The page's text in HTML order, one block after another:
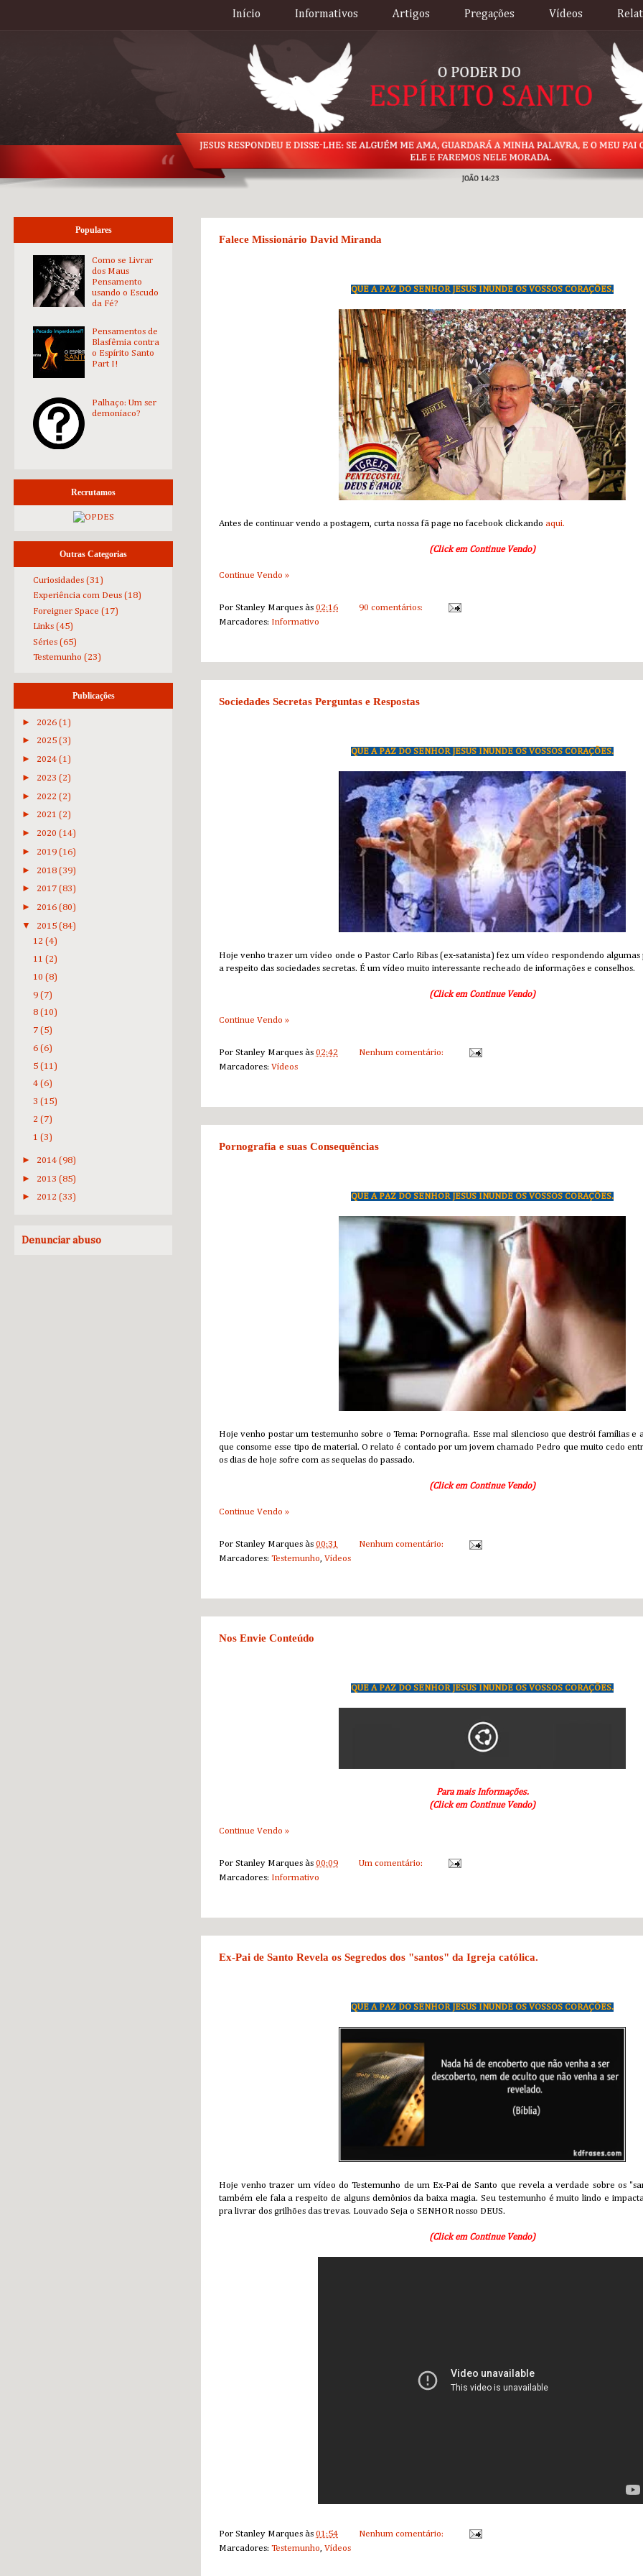
Início Informativos Artigos Pregações Vídeos
Falece Missionário David Miranda
QUE A PAZ DO SENHOR JESUS INUNDE OS VOSSOS CORAÇÕES.
Antes de continuar vendo a postagem, curta nossa fã page no facebook clickando aqui.
(Click em Continue Vendo)
Continue Vendo »
Por Stanley Marques às 02:16
90 comentários:
Marcadores: Informativo
Sociedades Secretas Perguntas e Respostas
QUE A PAZ DO SENHOR JESUS INUNDE OS VOSSOS CORAÇÕES.
Hoje venho trazer um vídeo onde o Pastor Carlo Ribas (ex-satanista) fez um vídeo respondendo
a respeito das sociedades secretas. É um vídeo muito interessante recheado de informações e conselhos.
(Click em Continue Vendo)
Continue Vendo »
Por Stanley Marques às 02:42
Nenhum comentário:
Marcadores: Vídeos
Pornografia e suas Consequências
QUE A PAZ DO SENHOR JESUS INUNDE OS VOSSOS CORAÇÕES.
Hoje venho postar um testemunho sobre o Tema: Pornografia. Esse mal silencioso que destrói famílias e
que consome esse tipo de material. O relato é contado por um jovem chamado Pedro que muito cedo
os dias de hoje sofre com as sequelas do passado.
(Click em Continue Vendo)
Continue Vendo »
Por Stanley Marques às 00:31
Nenhum comentário:
Marcadores: Testemunho, Vídeos
Nos Envie Conteúdo
QUE A PAZ DO SENHOR JESUS INUNDE OS VOSSOS CORAÇÕES.
Para mais Informações.
(Click em Continue Vendo)
Continue Vendo »
Por Stanley Marques às 00:09
Um comentário:
Marcadores: Informativo
Ex-Pai de Santo Revela os Segredos dos "santos" da Igreja católica.
QUE A PAZ DO SENHOR JESUS INUNDE OS VOSSOS CORAÇÕES.
Hoje venho trazer um vídeo do Testemunho de um Ex-Pai de Santo que revela a verdade sobre os
também ele fala a respeito de alguns demônios da baixa magia. Seu testemunho é muito lindo e
pra livrar dos grilhões das trevas. Louvado Seja o SENHOR nosso DEUS.
(Click em Continue Vendo)
Por Stanley Marques às 01:54
Nenhum comentário:
Marcadores: Testemunho, Vídeos
Populares
Como se Livrar
dos Maus
Pensamento
usando o Escudo
da Fé?
Pensamentos de
Blasfêmia contra
o Espírito Santo
Part I!
Palhaço: Um ser
demoníaco?
Recrutamos
Outras Categorias
Curiosidades (31)
Experiência com Deus (18)
Foreigner Space (17)
Links (45)
Séries (65)
Testemunho (23)
Publicações
► 2026 (1)
► 2025 (3)
► 2024 (1)
► 2023 (2)
► 2022 (2)
► 2021 (2)
► 2020 (14)
► 2019 (16)
► 2018 (39)
► 2017 (83)
► 2016 (80)
▼ 2015 (84)
12 (4)
11 (2)
10 (8)
9 (7)
8 (10)
7 (5)
6 (6)
5 (11)
4 (6)
3 (15)
2 (7)
1 (3)
► 2014 (98)
► 2013 (85)
► 2012 (33)
Denunciar abuso